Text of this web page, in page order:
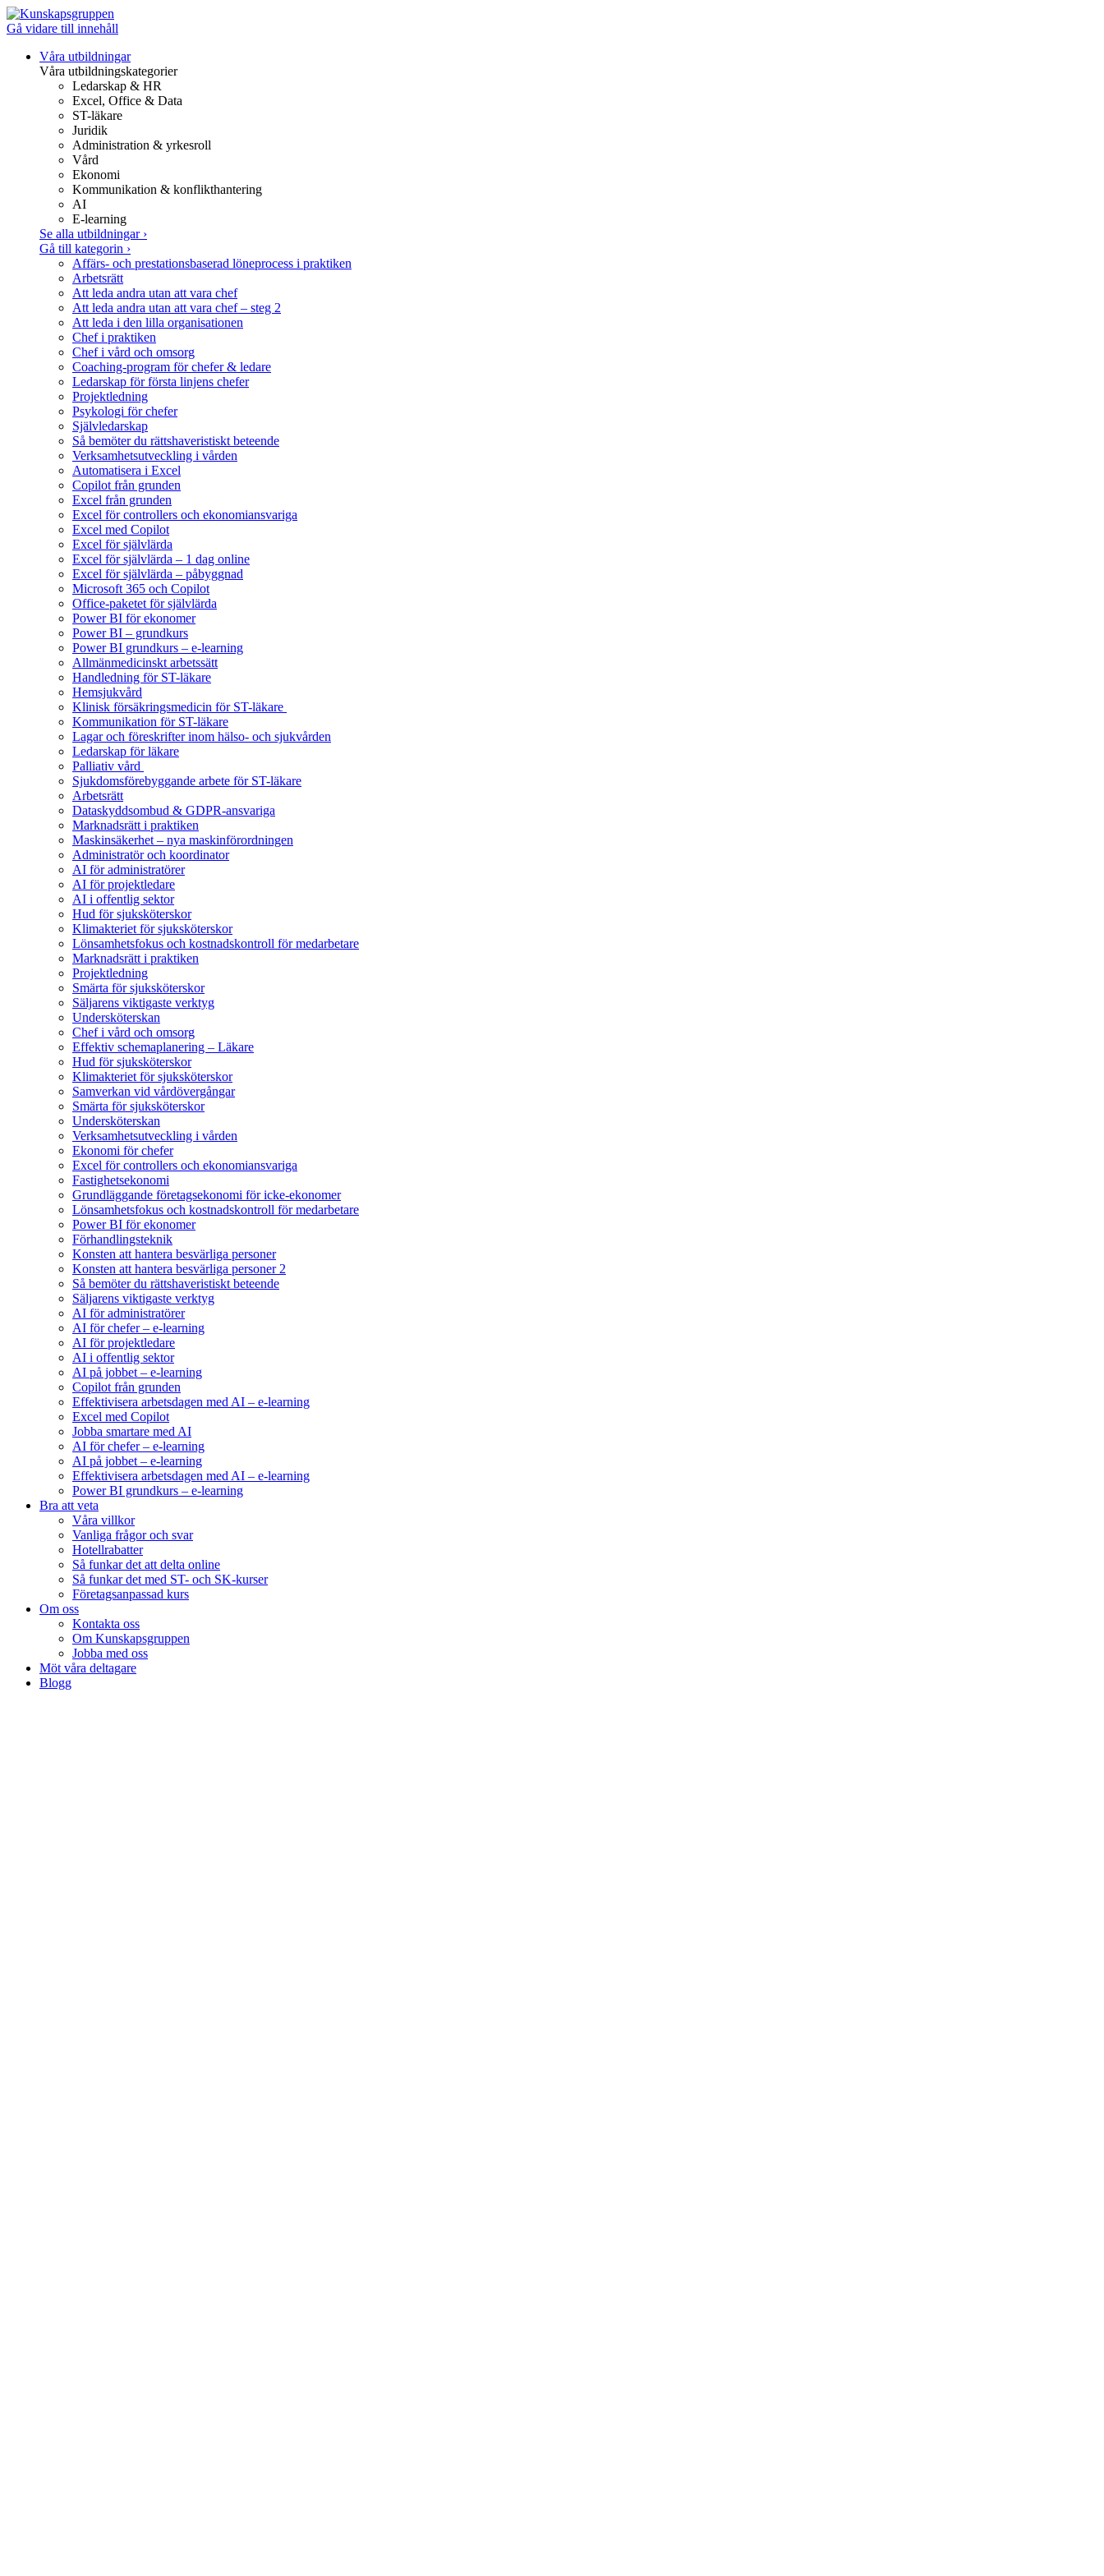
Gå vidare till innehåll
Våra utbildningar
Våra utbildningskategorier
Ledarskap & HR
Excel, Office & Data
ST-läkare
Juridik
Administration & yrkesroll
Vård
Ekonomi
Kommunikation & konflikthantering
AI
E-learning
Se alla utbildningar ›
Gå till kategorin ›
Affärs- och prestationsbaserad löneprocess i praktiken
Arbetsrätt
Att leda andra utan att vara chef
Att leda andra utan att vara chef – steg 2
Att leda i den lilla organisationen
Chef i praktiken
Chef i vård och omsorg
Coaching-program för chefer & ledare
Ledarskap för första linjens chefer
Projektledning
Psykologi för chefer
Självledarskap
Så bemöter du rättshaveristiskt beteende
Verksamhetsutveckling i vården
Automatisera i Excel
Copilot från grunden
Excel från grunden
Excel för controllers och ekonomiansvariga
Excel med Copilot
Excel för självlärda
Excel för självlärda – 1 dag online
Excel för självlärda – påbyggnad
Microsoft 365 och Copilot
Office-paketet för självlärda
Power BI för ekonomer
Power BI – grundkurs
Power BI grundkurs – e-learning
Allmänmedicinskt arbetssätt
Handledning för ST-läkare
Hemsjukvård
Klinisk försäkringsmedicin för ST-läkare
Kommunikation för ST-läkare
Lagar och föreskrifter inom hälso- och sjukvården
Ledarskap för läkare
Palliativ vård
Sjukdomsförebyggande arbete för ST-läkare
Arbetsrätt
Dataskyddsombud & GDPR-ansvariga
Marknadsrätt i praktiken
Maskinsäkerhet – nya maskinförordningen
Administratör och koordinator
AI för administratörer
AI för projektledare
AI i offentlig sektor
Hud för sjuksköterskor
Klimakteriet för sjuksköterskor
Lönsamhetsfokus och kostnadskontroll för medarbetare
Marknadsrätt i praktiken
Projektledning
Smärta för sjuksköterskor
Säljarens viktigaste verktyg
Undersköterskan
Chef i vård och omsorg
Effektiv schemaplanering – Läkare
Hud för sjuksköterskor
Klimakteriet för sjuksköterskor
Samverkan vid vårdövergångar
Smärta för sjuksköterskor
Undersköterskan
Verksamhetsutveckling i vården
Ekonomi för chefer
Excel för controllers och ekonomiansvariga
Fastighetsekonomi
Grundläggande företagsekonomi för icke-ekonomer
Lönsamhetsfokus och kostnadskontroll för medarbetare
Power BI för ekonomer
Förhandlingsteknik
Konsten att hantera besvärliga personer
Konsten att hantera besvärliga personer 2
Så bemöter du rättshaveristiskt beteende
Säljarens viktigaste verktyg
AI för administratörer
AI för chefer – e-learning
AI för projektledare
AI i offentlig sektor
AI på jobbet – e-learning
Copilot från grunden
Effektivisera arbetsdagen med AI – e-learning
Excel med Copilot
Jobba smartare med AI
AI för chefer – e-learning
AI på jobbet – e-learning
Effektivisera arbetsdagen med AI – e-learning
Power BI grundkurs – e-learning
Bra att veta
Våra villkor
Vanliga frågor och svar
Hotellrabatter
Så funkar det att delta online
Så funkar det med ST- och SK-kurser
Företagsanpassad kurs
Om oss
Kontakta oss
Om Kunskapsgruppen
Jobba med oss
Möt våra deltagare
Blogg